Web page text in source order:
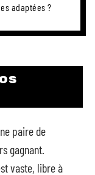
adaptées ?
paire de
gagnant.
vaste, libre à